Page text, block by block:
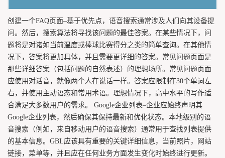
创建一个FAQ页面–基于优先点，语音搜索通常涉及人们向其设备提
问。然后，搜索算法将寻找该问题的最佳答案。在某些情况下，问
题将是对诸如当前温度或棒球比赛得分之类的简单查询。在其他情
况下，答案将更加具体，并且需要更详细的答案。常见问题页面是
那些详细答案（包括问题的自然表述）的理想场所。常见问题页面
应使用对话音，就像两个人在说话一样。答案应限制在30个单词左
右，并使用主动语态和常用术语。理想情况下，高中水平的写作适
合满足大多数用户的需求。 Google企业列表–企业应始终声明其
Google企业列表，然后确保其保持最新和优化状态。本地级别的语
音搜索（例如，来自移动用户的语音搜索）通常用于查找列表提供
的基本信息。GBL应该具有重要的关键详细信息，当前照片，网站
链接，菜单等，并且应在任何业务方面发生变化时始终进行更新。